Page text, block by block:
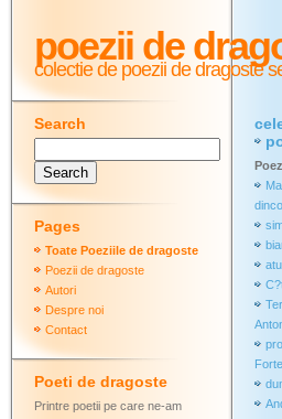
poezii de
colectie de poezii de dragoste
Search
Pages
Toate Poeziile de dragoste
Poezii de dragoste
Autori
Despre noi
Contact
Poeti de dragoste
Printre poetii pe care ne-am
Forte